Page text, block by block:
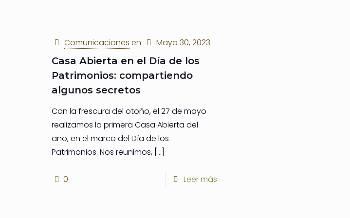
Comunicaciones en Mayo 30, 2023
Casa Abierta en el Día de los
Patrimonios: compartiendo
algunos secretos
Con la frescura del otoño, el 27 de mayo
realizamos la primera Casa Abierta del
año, en el marco del Día de los
Patrimonios. Nos reunimos,[…]
0 Leer más